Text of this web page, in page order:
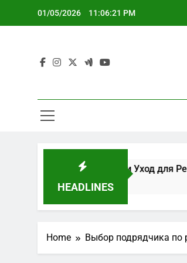
01/05/2026 11:06:22 PM
HEADLINES
Прочность и Уход для Ремонта
Home Выбор подрядчика по